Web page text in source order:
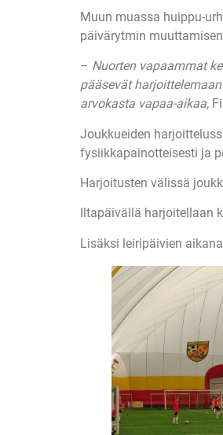
Muun muassa huippu-
päivärytmin
– Nuorten vapaammat
pääsevät
arvokasta vapaa-aikaa,
Joukkueiden
fysiikkapainotteisesti ja
Harjoitusten välissä
Iltapäivällä harjoitellaan
Lisäksi leiripäivien